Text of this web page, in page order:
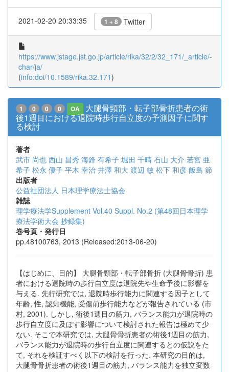
2021-02-20 20:33:35 1 + 8 Twitter
https://www.jstage.jst.go.jp/article/rika/32/2/32_171/_article/-
char/ja/
(info:doi/10.1589/rika.32.171)
1 0 0 0 OA
大腿骨頸部・転子部骨折患者の術
後1週目における退院時歩行自立度の予測因子に関す
る検討
著者
武市 尚也 西山 昌秀 海鋒 有希子 堀田 千晴 石山 大介 若宮 亜
希子 松永 優子 平木 幸治 井澤 和大 渡辺 敏 松下 和彦 飯島 節
出版者
公益社団法人 日本理学療法士協会
雑誌
理学療法学Supplement Vol.40 Suppl. No.2 (第48回日本理学
療法学術大会 抄録集)
巻号頁・発行日
pp.48100763, 2013 (Released:2013-06-20)
【はじめに、目的】 大腿骨頸部・転子部骨折 (大腿骨骨折) 患
者における退院時の歩行自立度は退院先や生命予後に影響を
与える. 先行研究では, 退院時歩行能力に関連する因子として
年齢, 性, 認知機能, 受傷前歩行能力などが報告されている (市
村, 2001). しかし, 術後1週目の筋力, バランス能力が退院時の
歩行自立度に及ぼす影響について検討された報告は極めて少
ない. そこで本研究では, 大腿骨骨折患者の術後1週目の筋力,
バランス能力が退院時の歩行自立度に関連するとの仮説をた
て, それを検証すべく以下の検討を行った. 本研究の目的は,
大腿骨骨折患者の術後1週目の筋力, バランス能力を独立変数